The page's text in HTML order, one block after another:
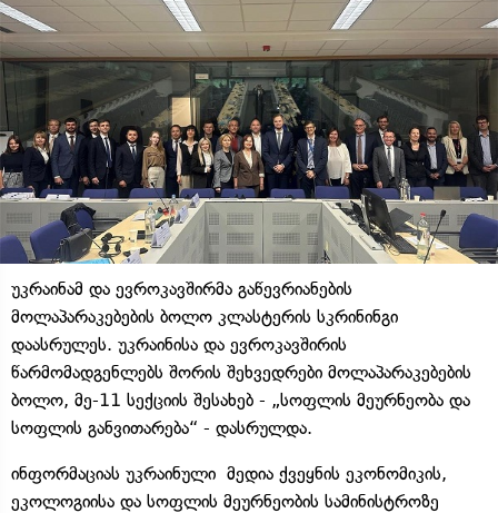
უკრაინამ და ევროკავშირმა გაწევრიანების
მოლაპარაკებების ბოლო კლასტერის სკრინინგი
დაასრულეს. უკრაინისა და ევროკავშირის
წარმომადგენლებს შორის შეხვედრები მოლაპარაკებების
ბოლო, მე-11 სექციის შესახებ - „სოფლის მეურნეობა და
სოფლის განვითარება“ - დასრულდა.
ინფორმაციას უკრაინული მედია ქვეყნის ეკონომიკის,
ეკოლოგიისა და სოფლის მეურნეობის სამინისტროზე